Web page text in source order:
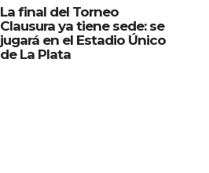
La final del Torneo
Clausura ya tiene sede: se
jugará en el Estadio Único
de La Plata